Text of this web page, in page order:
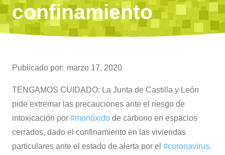
confinamiento
Publicado por: marzo 17, 2020
TENGAMOS CUIDADO: La Junta de Castilla y León
pide extremar las precauciones ante el riesgo de
intoxicación por #monóxido de carbono en espacios
cerrados, dado el confinamiento en las viviendas
particulares ante el estado de alerta por el #coronavirus.